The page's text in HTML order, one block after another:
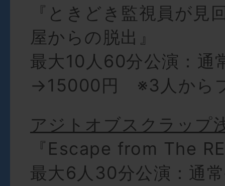
『ときどき監視員が見
屋からの脱出』
最大10人60分公演：通
→15000円 ※3人から
アジトオブスクラップ
『Escape from The
最大6人30分公演：通常